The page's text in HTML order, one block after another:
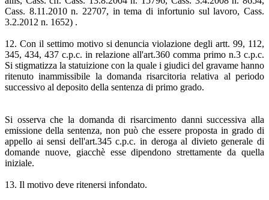
Cass. 8.11.2010 n. 22707, in tema di infortunio sul lavoro, Cass.
3.2.2012 n. 1652) .
12. Con il settimo motivo si denuncia violazione degli artt. 99, 112,
345, 434, 437 c.p.c. in relazione all'art.360 comma primo n.3 c.p.c.
Si stigmatizza la statuizione con la quale i giudici del gravame hanno
ritenuto inammissibile la domanda risarcitoria relativa al periodo
successivo al deposito della sentenza di primo grado.
Si osserva che la domanda di risarcimento danni successiva alla
emissione della sentenza, non può che essere proposta in grado di
appello ai sensi dell'art.345 c.p.c. in deroga al divieto generale di
domande nuove, giacchè esse dipendono strettamente da quella
iniziale.
13. Il motivo deve ritenersi infondato.